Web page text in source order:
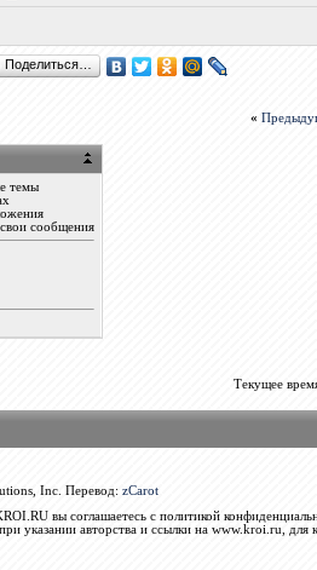
Поделиться…
«
темы
сообщения
Текущее
Inc. Перевод: zCarot
вы соглашаетесь с политикой
указании авторства и ссылки на www.kroi.ru, для